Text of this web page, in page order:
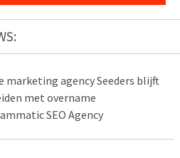
marketing agency Seeders blijft
met overname
SEO Agency